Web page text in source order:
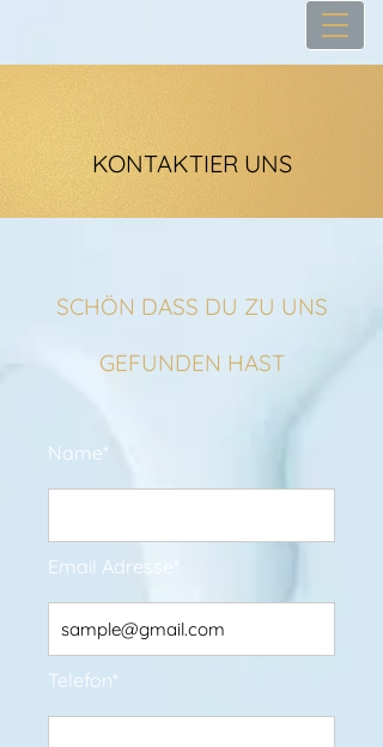
KONTAKTIER UNS
SCHÖN DASS DU ZU UNS
GEFUNDEN HAST
Name*
Email Adresse*
Telefon*